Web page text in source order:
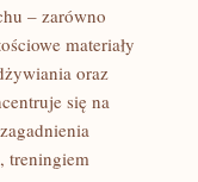
– zarówno
materiały
oraz
się na
treningiem